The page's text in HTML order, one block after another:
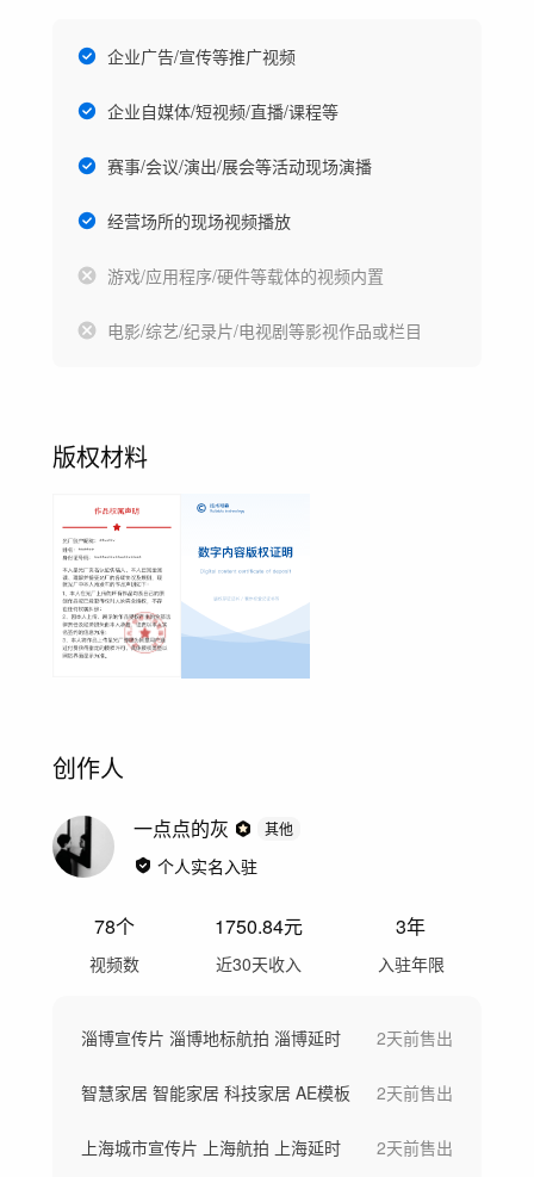
企业广告/宣传等推广视频
企业自媒体/短视频/直播/课程等
赛事/会议/演出/展会等活动现场演播
经营场所的现场视频播放
游戏/应用程序/硬件等载体的视频内置
电影/综艺/纪录片/电视剧等影视作品或栏目
版权材料
创作人
一点点的灰 其他
个人实名入驻
78个
视频数
1750.84元
近30天收入
3年
入驻年限
淄博宣传片 淄博地标航拍 淄博延时 2天前售出
智慧家居 智能家居 科技家居 AE模板 2天前售出
上海城市宣传片 上海航拍 上海延时 2天前售出